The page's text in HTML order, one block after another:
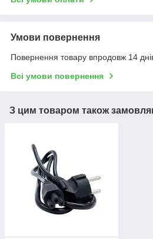
Умови повернення
Повернення товару впродовж 14
Всі умови повернення
З цим товаром також